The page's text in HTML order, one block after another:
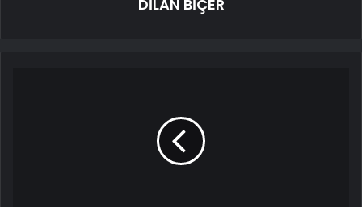
DİLAN BİÇER